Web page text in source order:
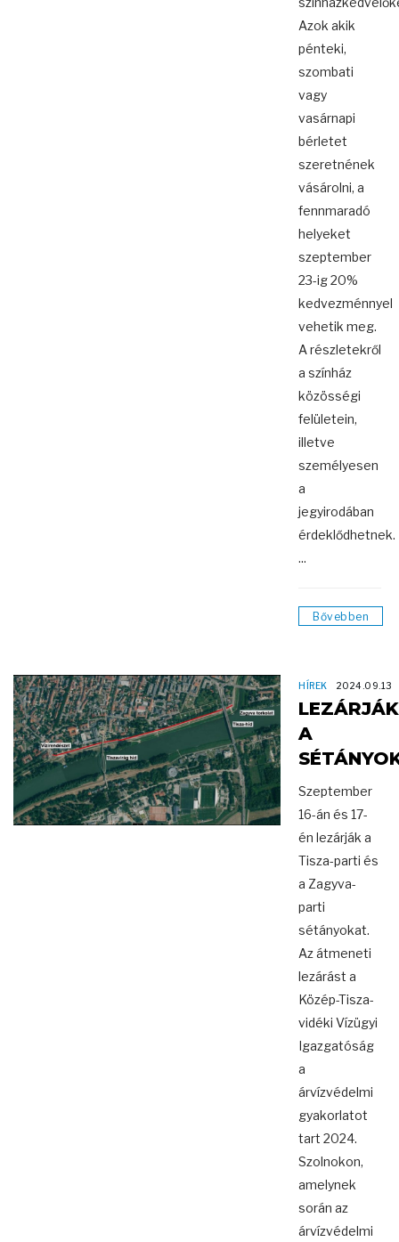
Azok akik
pénteki,
szombati
vagy
vasárnapi
bérletet
szeretnének
vásárolni, a
fennmaradó
helyeket
szeptember
23-ig 20%
kedvezménnyel
vehetik meg.
A részletekről
a színház
közösségi
felületein,
illetve
személyesen
a
jegyirodában
érdeklődhetnek.
...
Bővebben
HÍREK 2024.09.13
LEZÁRJÁK
A
Szeptember
16-án és 17-
én lezárják a
Tisza-parti és
a Zagyva-
parti
sétányokat.
Az átmeneti
lezárást a
Közép-Tisza-
vidéki Vízügyi
Igazgatóság
a
árvízvédelmi
gyakorlatot
tart 2024.
Szolnokon,
amelynek
során az
árvízvédelmi